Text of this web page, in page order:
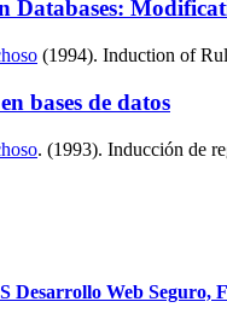
Databases:
(1994). Induction of
bases de datos
. (1993). Inducción de
Desarrollo Web Seguro,